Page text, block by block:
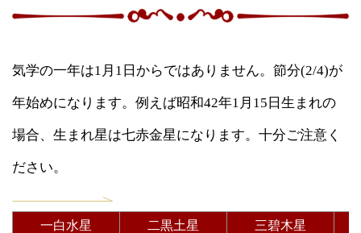
気学の一年は1月1日からではありません。節分(2/4)が
年始めになります。例えば昭和42年1月15日生まれの
場合、生まれ星は七赤金星になります。十分ご注意く
ださい。
一白水星 二黒土星
三碧木星